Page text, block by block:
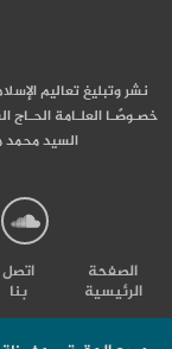
نشر وتبليغ تعاليم
خصـوصًـا العلـامة
السيد
الصفحة
الرئيسية
اتصل
بنا